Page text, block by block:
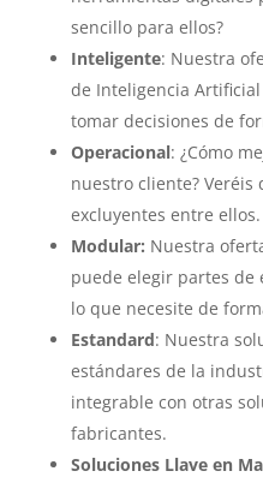
sencillo para ellos?
Inteligente: Nuestra
de Inteligencia
tomar decisiones de
Operacional: ¿Cómo
nuestro cliente? Veréis
excluyentes entre
Modular: Nuestra
puede elegir partes
lo que necesite de
Estandard: Nuestra
estándares de la
integrable con otras
fabricantes.
Soluciones Llave en